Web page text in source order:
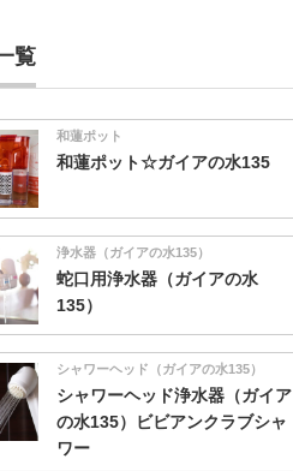
覧
和蓮ポット
和蓮ポット☆ガイアの水135
浄水器（ガイアの水135）
蛇口用浄水器（ガイアの水
135）
シャワーヘッド（ガイアの水135）
シャワーヘッド浄水器（ガイア
の水135）ビビアンクラブシャ
ワー